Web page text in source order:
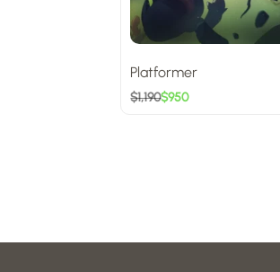
Platformer
$1,190$950